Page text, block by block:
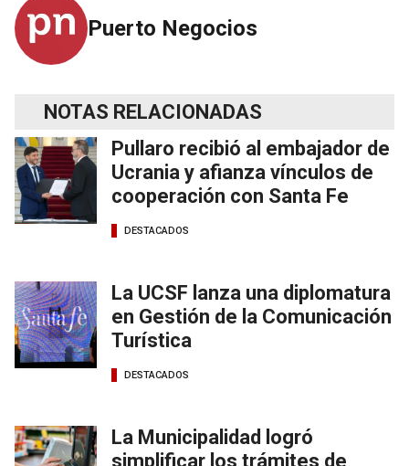
Puerto Negocios
NOTAS RELACIONADAS
Pullaro recibió al embajador de
Ucrania y afianza vínculos de
cooperación con Santa Fe
DESTACADOS
La UCSF lanza una diplomatura
en Gestión de la Comunicación
Turística
DESTACADOS
La Municipalidad logró
simplificar los trámites de